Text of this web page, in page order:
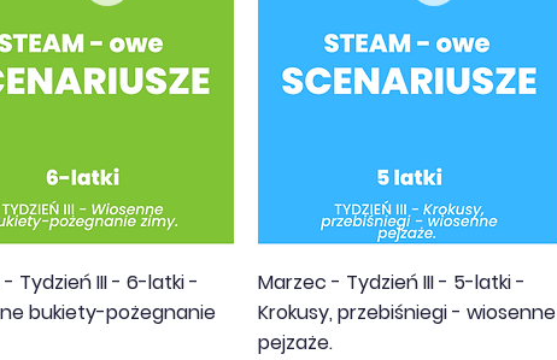
Tydzień III - 6-latki -
bukiety-pożegnanie
Marzec - Tydzień III - 5-latki -
Krokusy, przebiśniegi - wiosenne
pejzaże.